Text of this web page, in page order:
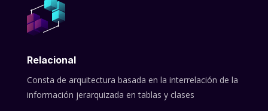
Relacional
Consta de arquitectura basada en la interrelación de la
información jerarquizada en tablas y clases